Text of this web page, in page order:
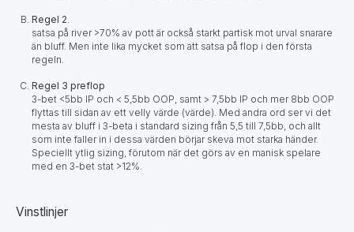
Regel 2
satsa på river >70% av pott är också starkt partisk mot urval snarare
än bluff. Men inte lika mycket som att satsa på flop i den första
regeln.
Regel 3 preflop
3-bet <5bb IP och < 5,5bb OOP, samt > 7,5bb IP och mer 8bb OOP
flyttas till sidan av ett velly värde (värde). Med andra ord ser vi det
mesta av bluff i 3-beta i standard sizing från 5,5 till 7,5bb, och allt
som inte faller in i dessa värden börjar skeva mot starka händer.
Speciellt ytlig sizing, förutom när det görs av en manisk spelare
med en 3-bet stat >12%.
Vinstlinjer